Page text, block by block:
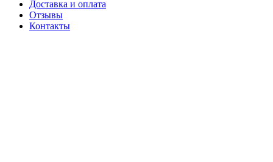
Доставка и оплата
Отзывы
Контакты